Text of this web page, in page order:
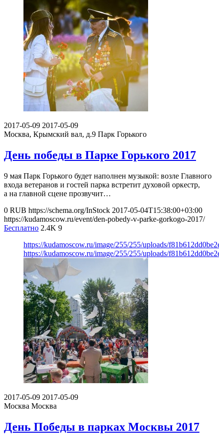
2017-05-09 2017-05-09
Москва, Крымский вал, д.9 Парк Горького
День победы в Парке Горького 2017
9 мая Парк Горького будет наполнен музыкой: возле Главного
входа ветеранов и гостей парка встретит духовой оркестр,
а на главной сцене прозвучит…
0 RUB https://schema.org/InStock 2017-05-04T15:38:00+03:00
https://kudamoscow.ru/event/den-pobedy-v-parke-gorkogo-2017/
Бесплатно 2.4K 9
https://kudamoscow.ru/image/255/255/uploads/
https://kudamoscow.ru/image/255/255/uploads/
2017-05-09 2017-05-09
Москва Москва
День Победы в парках Москвы 2017